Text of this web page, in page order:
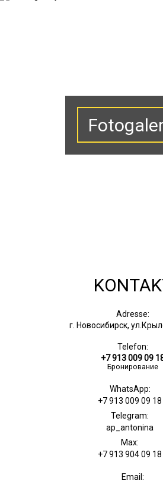
Adresse:
г. Новосибирск,
Telefon:
+7 913 009 09
Бронирование
WhatsApp:
+7 913 009 09 18
Telegram:
ap_antonina
Max:
+7 913 904 09 18
Email: